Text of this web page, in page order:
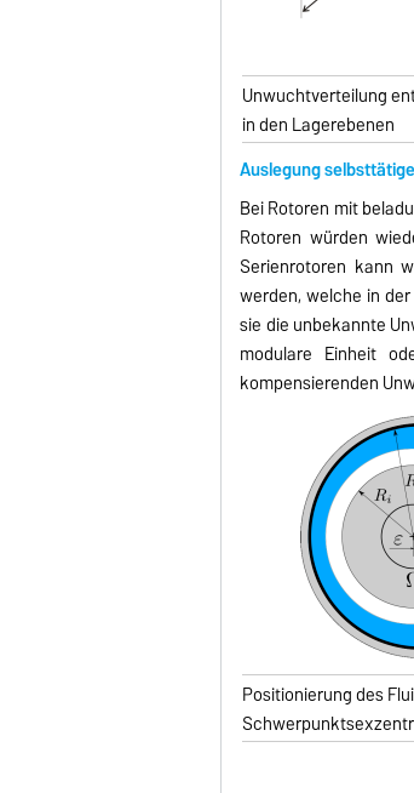
Unwuchtverteilung
in den Lagerebenen
Auslegung
Bei Rotoren mit
Rotoren würden
Serienrotoren kann
werden, welche in
sie die unbekannte
modulare Einheit
kompensierenden
Positionierung des